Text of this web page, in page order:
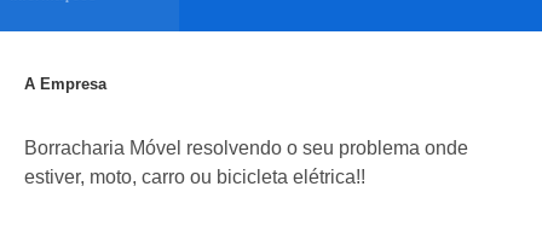
A Empresa
Borracharia Móvel resolvendo o seu problema onde
estiver, moto, carro ou bicicleta elétrica!!